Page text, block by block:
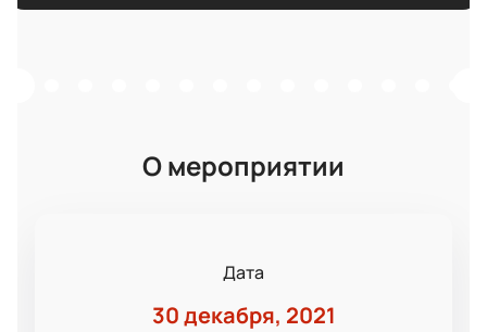
О мероприятии
Дата
30 декабря, 2021